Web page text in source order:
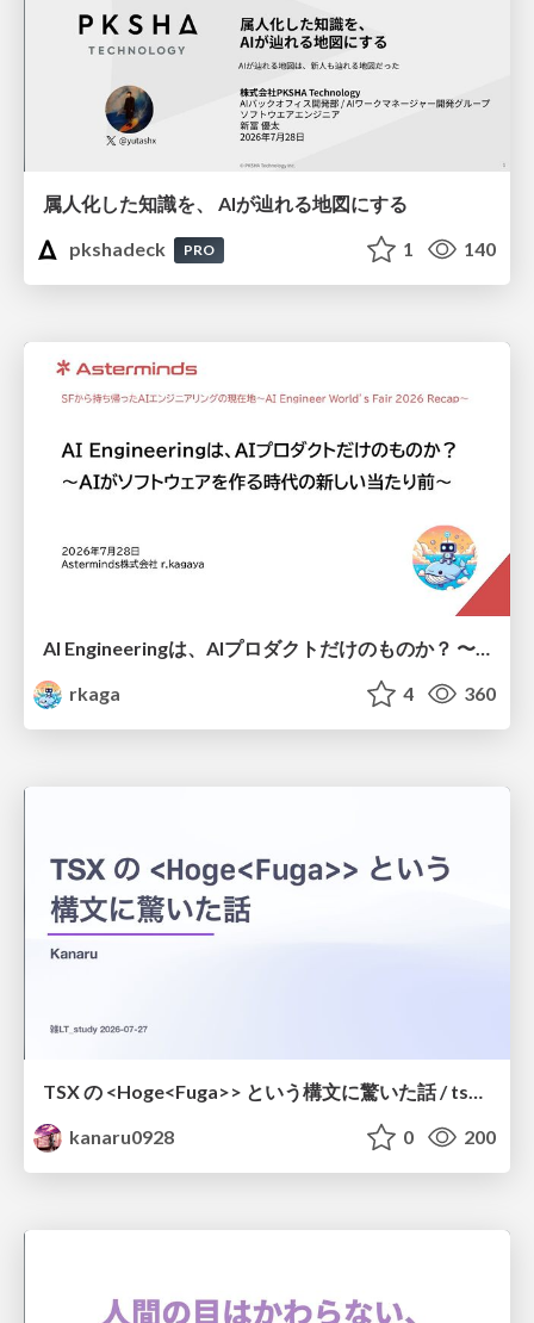
属人化した知識を、 AIが辿れる地図にする
pkshadeck
PRO 1 140
rkaga
4 360
TSX の <Hoge<Fuga>> という構文に驚いた話 / tsx-type-argument-syntax
kanaru0928
0 200